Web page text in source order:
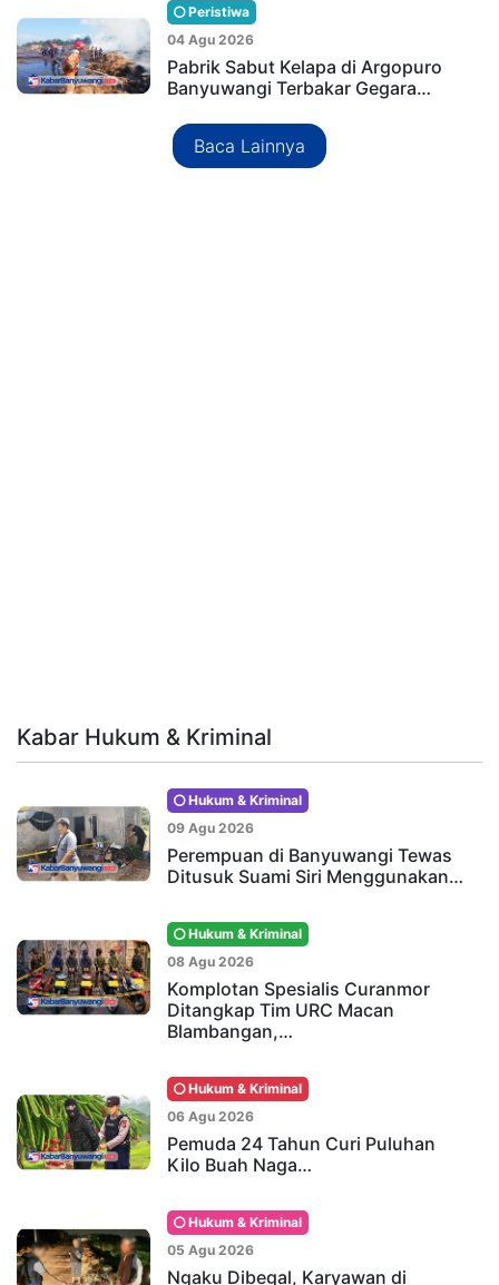
Peristiwa
04 Agu 2026
Pabrik Sabut Kelapa di Argopuro
Banyuwangi Terbakar Gegara…
Baca Lainnya
Kabar Hukum & Kriminal
Hukum & Kriminal
09 Agu 2026
Perempuan di Banyuwangi Tewas
Ditusuk Suami Siri Menggunakan…
Hukum & Kriminal
08 Agu 2026
Komplotan Spesialis Curanmor
Ditangkap Tim URC Macan
Blambangan,…
Hukum & Kriminal
06 Agu 2026
Pemuda 24 Tahun Curi Puluhan
Kilo Buah Naga…
Hukum & Kriminal
05 Agu 2026
Ngaku Dibegal, Karyawan di